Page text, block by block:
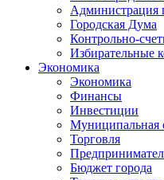
Администрация
Городская Дума
Контрольно-
Избирательные
Экономика
Экономика
Финансы
Инвестиции
Муниципальная
Торговля
Бюджет города